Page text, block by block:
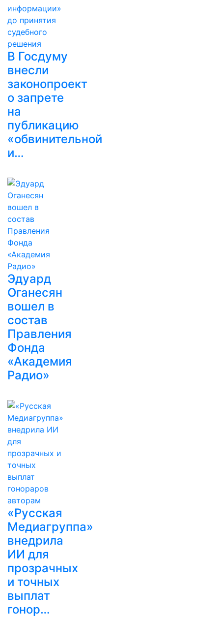
В Госдуму
внесли
законопроект
о запрете
на
публикацию
«обвинительной
и…
Эдуард
Оганесян
вошел в
состав
Правления
Фонда
«Академия
Радио»
«Русская
Медиагруппа»
внедрила
ИИ для
прозрачных
и точных
выплат
гонор…